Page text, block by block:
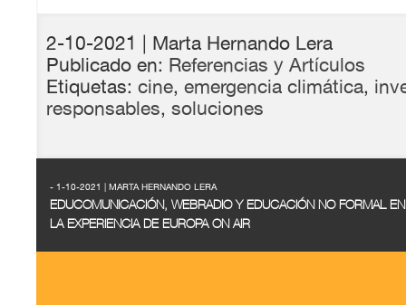
2-10-2021 | Marta Hernando Lera
Publicado en: Referencias y Artículos
Etiquetas: cine, emergencia climática,
responsables, soluciones
- 1-10-2021 | MARTA HERNANDO LERA
EDUCOMUNICACIÓN, WEBRADIO Y EDUCACIÓN NO FORMAL
LA EXPERIENCIA DE EUROPA ON AIR